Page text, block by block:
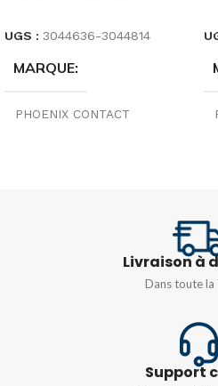
UGS : 3044636-3044814
MARQUE
PHOENIX CONTACT
UTTB 2,5,UTTB 4
Livraison à
Dans toute la
Support